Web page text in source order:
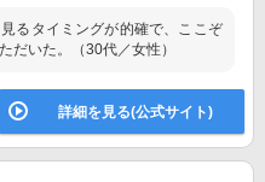
るタイミングが的確で、ここぞ
だいた。（30代／女性）
詳細を見る(公式サイト)